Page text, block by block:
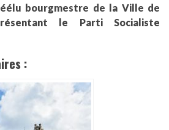
bourgmestre de la Ville de
le Parti Socialiste
: